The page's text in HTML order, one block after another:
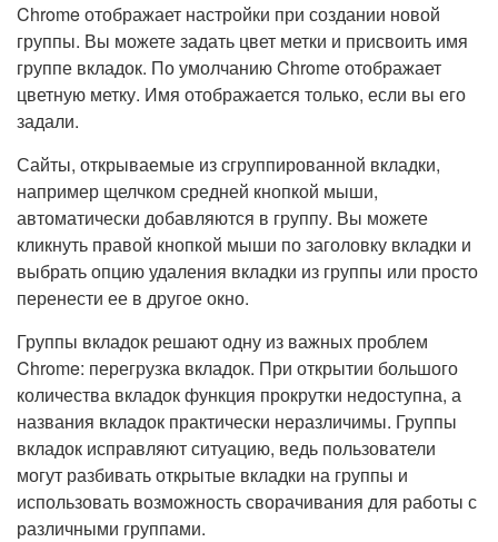
Chrome отображает настройки при создании новой
группы. Вы можете задать цвет метки и присвоить имя
группе вкладок. По умолчанию Chrome отображает
цветную метку. Имя отображается только, если вы его
задали.
Сайты, открываемые из сгруппированной вкладки,
например щелчком средней кнопкой мыши,
автоматически добавляются в группу. Вы можете
кликнуть правой кнопкой мыши по заголовку вкладки и
выбрать опцию удаления вкладки из группы или просто
перенести ее в другое окно.
Группы вкладок решают одну из важных проблем
Chrome: перегрузка вкладок. При открытии большого
количества вкладок функция прокрутки недоступна, а
названия вкладок практически неразличимы. Группы
вкладок исправляют ситуацию, ведь пользователи
могут разбивать открытые вкладки на группы и
использовать возможность сворачивания для работы с
различными группами.